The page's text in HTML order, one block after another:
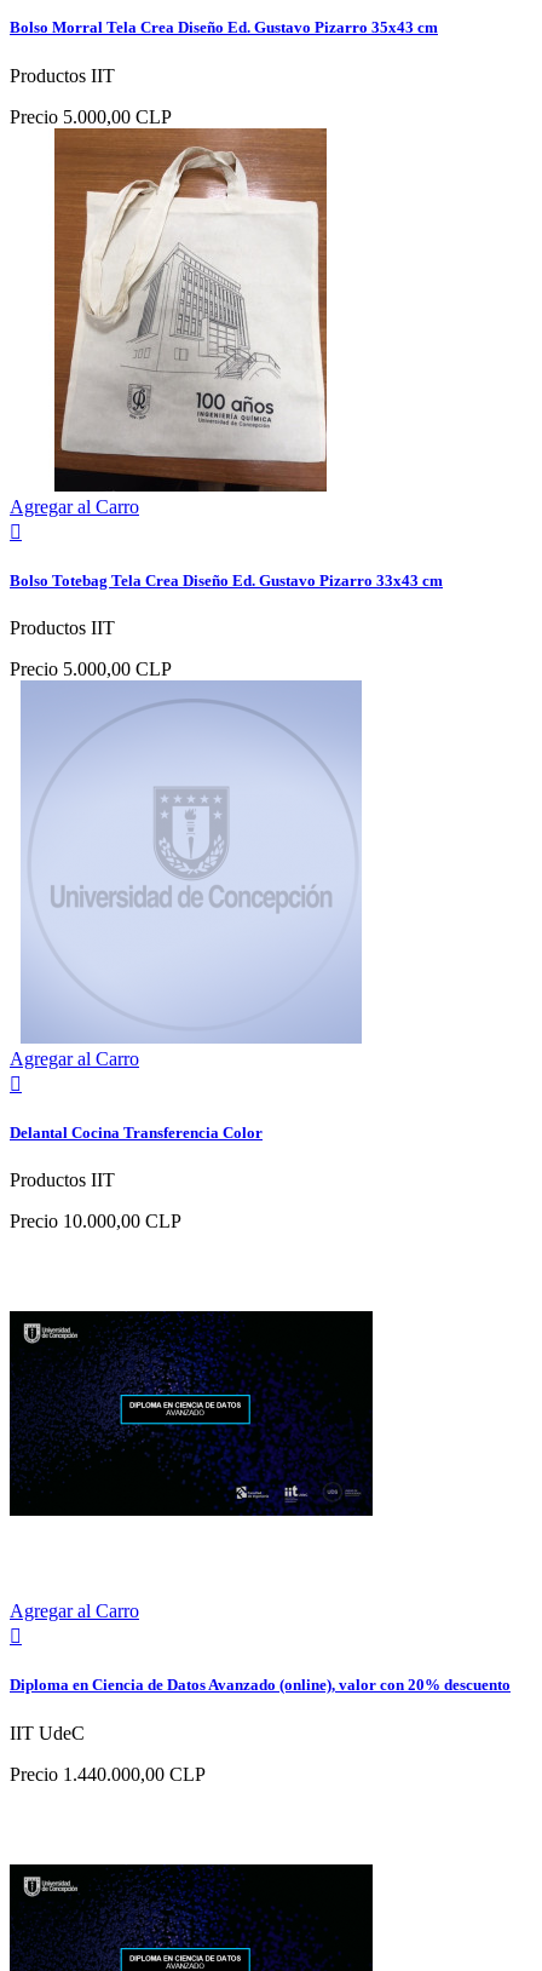
Bolso Morral Tela Crea Diseño Ed. Gustavo Pizarro 35x43 cm
Productos IIT
Precio 5.000,00 CLP
Agregar al Carro

Bolso Totebag Tela Crea Diseño Ed. Gustavo Pizarro 33x43 cm
Productos IIT
Precio 5.000,00 CLP
Agregar al Carro

Delantal Cocina Transferencia Color
Productos IIT
Precio 10.000,00 CLP
Agregar al Carro

Diploma en Ciencia de Datos Avanzado (online), valor con 20% descuento
IIT UdeC
Precio 1.440.000,00 CLP